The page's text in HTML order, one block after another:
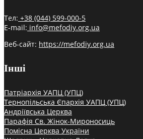
Тел: +38 (044) 599-000-5
E-mail: info@mefodiy.org.ua
Веб-сайт: https://mefodiy.org.ua
Інші
Патріархія УАПЦ (УПЦ)
Тернопільська Єпархія УАПЦ (УПЦ)
Андріївська Церква
Парафія Св. Жінок-Мироносиць
Помісна Церква України